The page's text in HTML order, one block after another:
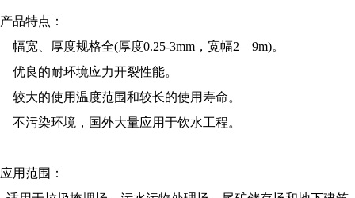
产品特点：
幅宽、厚度规格全(厚度0.25-3mm，宽幅2—9m)。
优良的耐环境应力开裂性能。
较大的使用温度范围和较长的使用寿命。
不污染环境，国外大量应用于饮水工程。
应用范围：